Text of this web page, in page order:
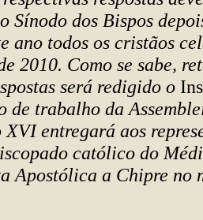
Sínodo dos Bispos
ano todos os cristãos
2010. Como se sabe,
será redigido o
de trabalho da
entregará aos
católico do
Apostólica a Chipre no